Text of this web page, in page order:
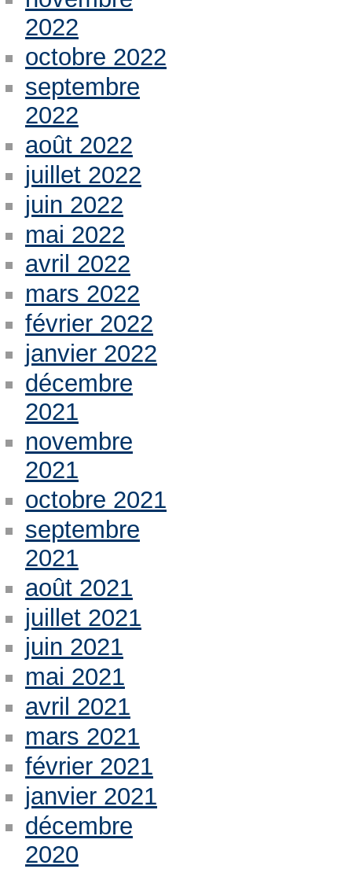
2022
octobre 2022
septembre
2022
août 2022
juillet 2022
juin 2022
mai 2022
avril 2022
mars 2022
février 2022
janvier 2022
décembre
2021
novembre
2021
octobre 2021
septembre
2021
août 2021
juillet 2021
juin 2021
mai 2021
avril 2021
mars 2021
février 2021
janvier 2021
décembre
2020